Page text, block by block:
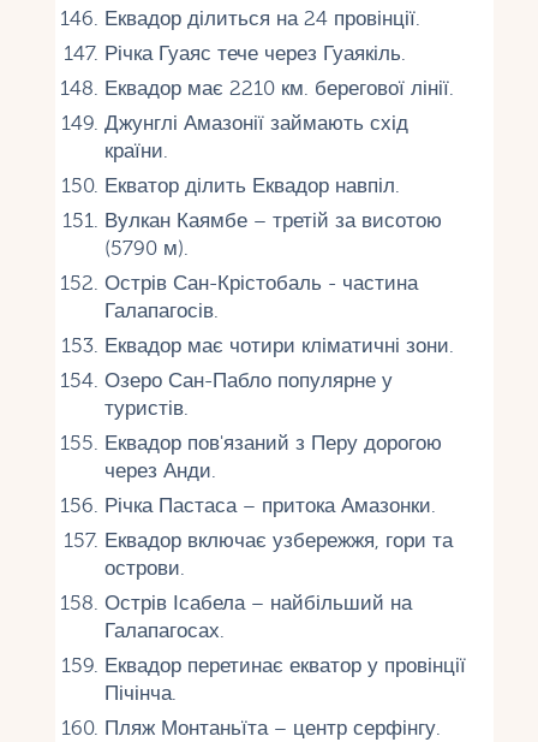
Еквадор ділиться на 24 провінції.
Річка Гуаяс тече через Гуаякіль.
Еквадор має 2210 км. берегової лінії.
Джунглі Амазонії займають схід
країни.
Екватор ділить Еквадор навпіл.
Вулкан Каямбе – третій за висотою
(5790 м).
Острів Сан-Крістобаль - частина
Галапагосів.
Еквадор має чотири кліматичні зони.
Озеро Сан-Пабло популярне у
туристів.
Еквадор пов'язаний з Перу дорогою
через Анди.
Річка Пастаса – притока Амазонки.
Еквадор включає узбережжя, гори та
острови.
Острів Ісабела – найбільший на
Галапагосах.
Еквадор перетинає екватор у провінції
Пічінча.
Пляж Монтаньїта – центр серфінгу.